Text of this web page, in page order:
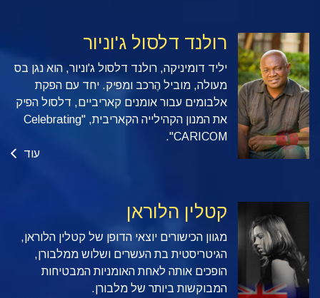
רולנד דלסול ג'וניור
יליד דומיניקה, רולנד דלסול ג'וניור, הוא נגן בס
מעולה, מוביל הֶרכב ומפיק. יחד עם הפקת
אלבומים עבור אומנים קאריביים, דלסול הפיק
את המנון הקהילייה הקאריבית, "Celebrating
CARICOM".
עוד
קטלין הלוראן
מגוון הכישורים יוצאי הדופן של קטלין הלוראן,
הגיטריסטית בת העשרים ושלוש ממלבורן,
הופכים אותה לאחת האומניות המבטיחות
המבוקשות ביותר של מלבורן.